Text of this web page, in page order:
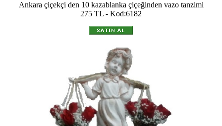
Ankara çiçekçi den 10 kazablanka çiçeğinden vazo tanzimi
275 TL - Kod:6182